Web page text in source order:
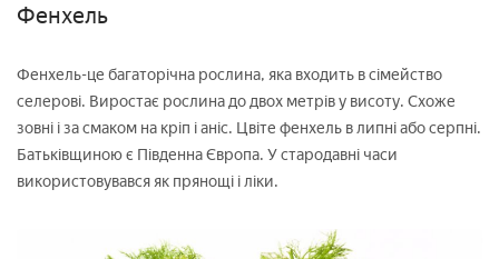
Фенхель
Фенхель-це багаторічна рослина, яка входить в сімейство
селерові. Виростає рослина до двох метрів у висоту. Схоже
зовні і за смаком на кріп і аніс. Цвіте фенхель в липні або серпні.
Батьківщиною є Південна Європа. У стародавні часи
використовувався як прянощі і ліки.